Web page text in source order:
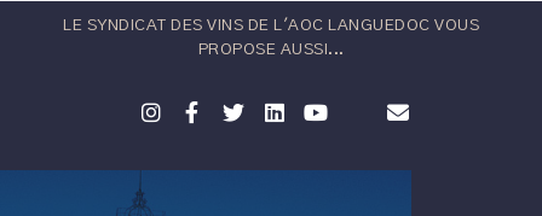
LE SYNDICAT DES VINS DE L'AOC LANGUEDOC VOUS
PROPOSE AUSSI...